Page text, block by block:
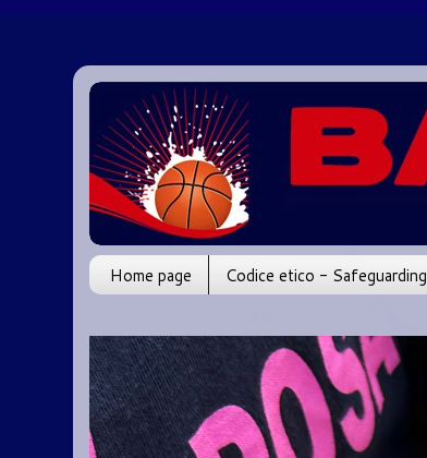
Home page Codice etico - Safeguarding